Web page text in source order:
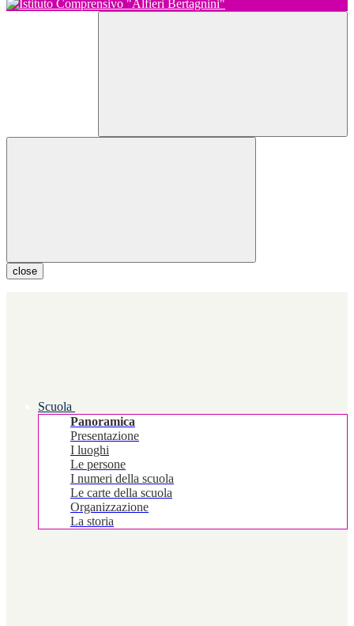
close
Scuola
Panoramica
Presentazione
I luoghi
Le persone
I numeri della scuola
Le carte della scuola
Organizzazione
La storia